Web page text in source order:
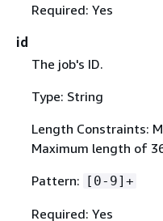
Required: Yes
id
The job's ID.
Type: String
Length Constraints:
Maximum length of
Pattern: [0-9]+
Required: Yes